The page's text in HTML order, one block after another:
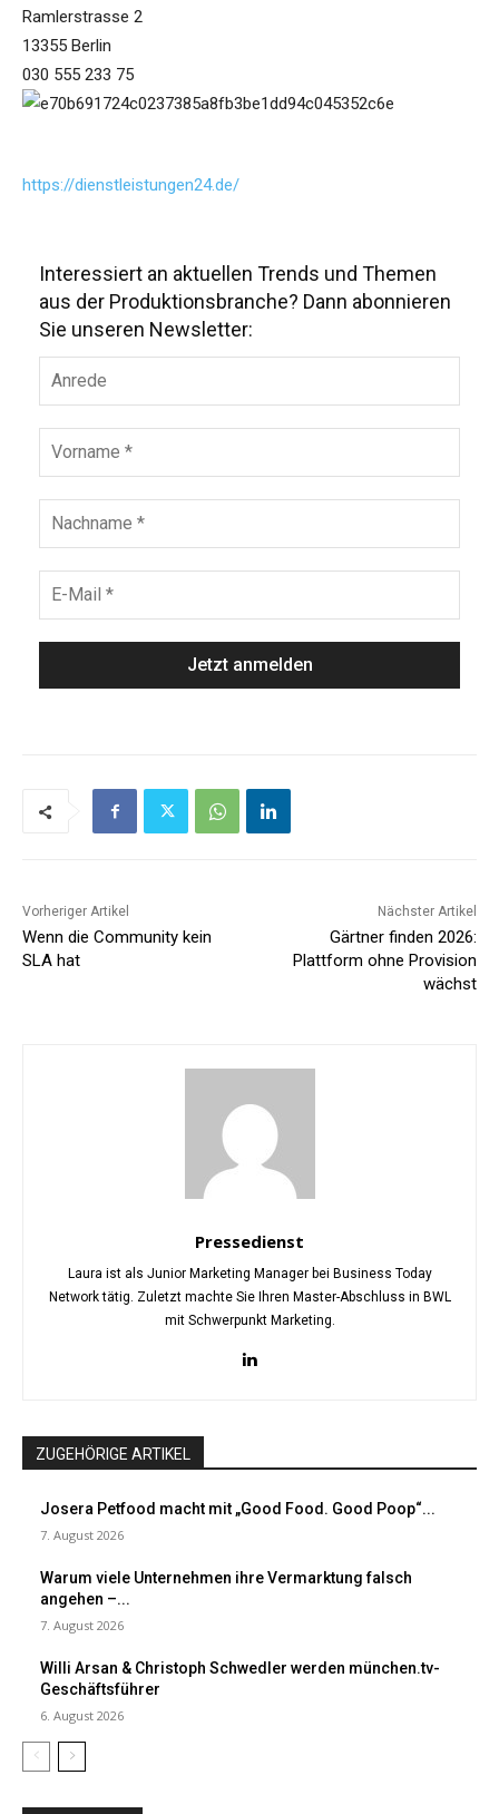
Ramlerstrasse 2
13355 Berlin
030 555 233 75
https://dienstleistungen24.de/
Interessiert an aktuellen Trends und Themen
aus der Produktionsbranche? Dann abonnieren
Sie unseren Newsletter:
Vorheriger Artikel
Wenn die Community kein
SLA hat
Nächster Artikel
Gärtner finden 2026:
Plattform ohne Provision
wächst
Pressedienst
Laura ist als Junior Marketing Manager bei Business Today
Network tätig. Zuletzt machte Sie Ihren Master-Abschluss in BWL
mit Schwerpunkt Marketing.
ZUGEHÖRIGE ARTIKEL
Josera Petfood macht mit „Good Food. Good Poop“...
7. August 2026
Warum viele Unternehmen ihre Vermarktung falsch
angehen –...
7. August 2026
Willi Arsan & Christoph Schwedler werden münchen.tv-
Geschäftsführer
6. August 2026